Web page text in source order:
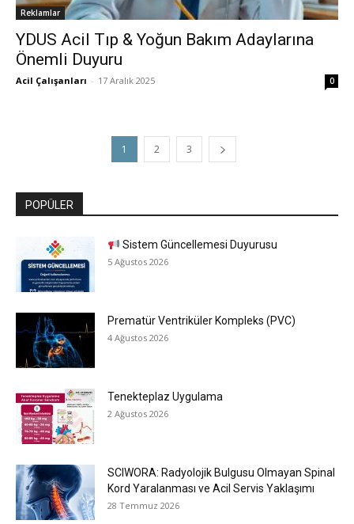
Reklamlar
YDUS Acil Tıp & Yoğun Bakım Adaylarına
Önemli Duyuru
Acil Çalışanları - 17 Aralık 2025 0
1 2 3
POPÜLER
Sistem Güncellemesi Duyurusu
5 Ağustos 2026
Prematür Ventriküler Kompleks (PVC)
4 Ağustos 2026
Tenekteplaz Uygulama
2 Ağustos 2026
SCIWORA: Radyolojik Bulgusu Olmayan Spinal
Kord Yaralanması ve Acil Servis Yaklaşımı
28 Temmuz 2026